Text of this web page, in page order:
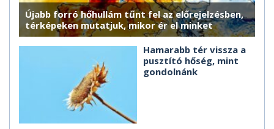
Újabb forró hőhullám tűnt fel az előrejelzésben,
térképeken mutatjuk, mikor ér el minket
Hamarabb tér vissza a
pusztító hőség, mint
gondolnánk